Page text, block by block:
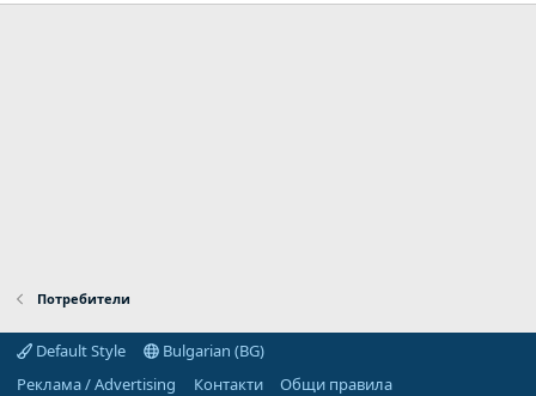
Потребители
Default Style
Bulgarian (BG)
Реклама / Advertising
Контакти
Общи правила